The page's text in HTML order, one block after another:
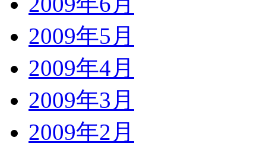
2009年5月
2009年4月
2009年3月
2009年2月